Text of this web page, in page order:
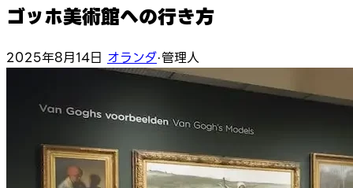
ゴッホ美術館への行き方
2025年8月14日 オランダ·管理人